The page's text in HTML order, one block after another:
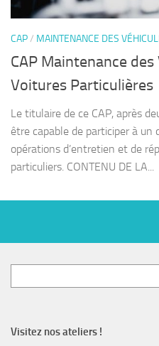
CAP/ MAINTENANCE DES
CAP Maintenance
Voitures Particulières
Le titulaire de ce CAP, après
être capable de participer à un
opérations d’entretien et de
particuliers. CONTENU DE LA...
Visitez nos ateliers !